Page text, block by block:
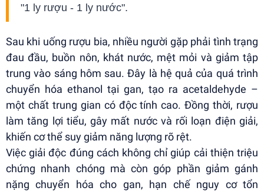
"1 ly rượu - 1 ly nước".
Sau khi uống rượu bia, nhiều người gặp phải tình trạng
đau đầu, buồn nôn, khát nước, mệt mỏi và giảm tập
trung vào sáng hôm sau. Đây là hệ quả của quá trình
chuyển hóa ethanol tại gan, tạo ra acetaldehyde –
một chất trung gian có độc tính cao. Đồng thời, rượu
làm tăng lợi tiểu, gây mất nước và rối loạn điện giải,
khiến cơ thể suy giảm năng lượng rõ rệt.
Việc giải độc đúng cách không chỉ giúp cải thiện triệu
chứng nhanh chóng mà còn góp phần giảm gánh
nặng chuyển hóa cho gan, hạn chế nguy cơ tổn